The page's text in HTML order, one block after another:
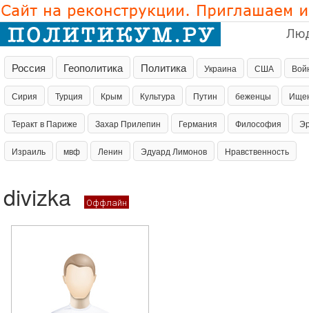
Россия Геополитика Политика Украина США
Сирия Турция Крым Культура Путин беженцы
Теракт в Париже Захар Прилепин Германия Философия
Израиль мвф Ленин Эдуард Лимонов Нравственность
divizka Оффлайн